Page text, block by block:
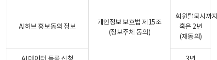
개인정보 보호법 제15조
(정보주체 동의)
AI허브 홍보동의 정보
회원탈퇴시까
혹은 2년
(재동의)